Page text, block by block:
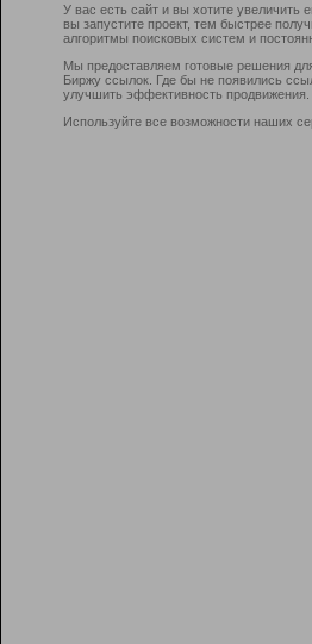
У вас есть сайт и вы хотите
вы запустите проект, тем быстрее
алгоритмы поисковых систем и
Мы предоставляем готовые решения
Биржу ссылок. Где бы не появились
улучшить эффективность продвижения.
Используйте все возможности наших